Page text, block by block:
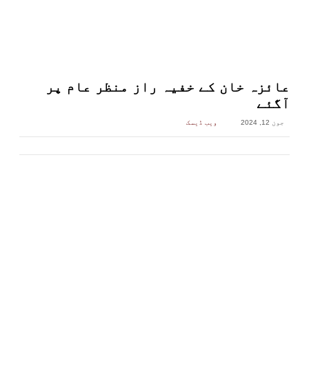
عائزہ خان کے خفیہ راز منظر عام پر
آگئے
جون 12, 2024 ویب ڈیسک